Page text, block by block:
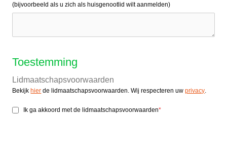
(bijvoorbeeld als u zich als huisgenootlid wilt aanmelden)
Toestemming
Lidmaatschapsvoorwaarden
Bekijk hier de lidmaatschapsvoorwaarden. Wij respecteren uwprivacy.
Ik ga akkoord met de lidmaatschapsvoorwaarden*